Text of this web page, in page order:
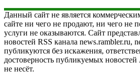
Данный сайт не является
сайте ни чего не продают, ни чего не
услуги не оказываются. Сайт
новостей RSS канала news.rambler.ru,
публикуются без искажения,
достоверность публикуемых
не несёт.